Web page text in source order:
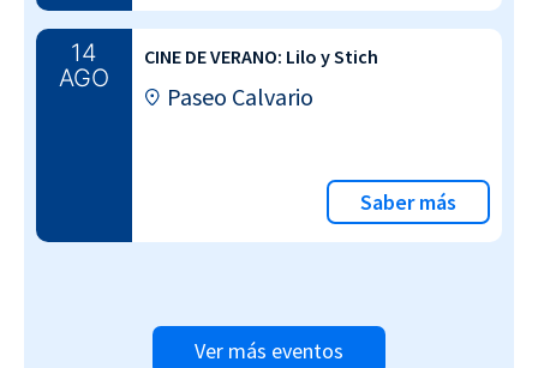
14
AGO
CINE DE VERANO: Lilo y Stich
Paseo Calvario
Saber más
Ver más eventos